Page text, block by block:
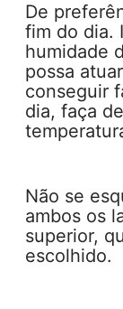
De
fim do dia.
humidade
possa
conseguir
dia, faça
Não se
ambos os
superior,
escolhido.